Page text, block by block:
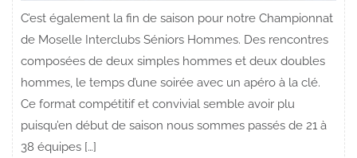
C’est également la fin de saison pour notre Championnat
de Moselle Interclubs Séniors Hommes. Des rencontres
composées de deux simples hommes et deux doubles
hommes, le temps d’une soirée avec un apéro à la clé.
Ce format compétitif et convivial semble avoir plu
puisqu’en début de saison nous sommes passés de 21 à
38 équipes […]